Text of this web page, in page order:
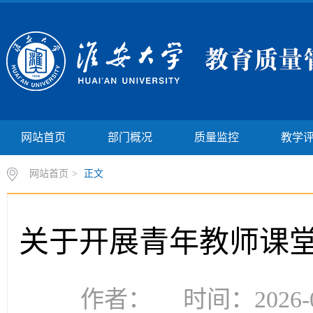
网站首页 部门概况 质量监控 教学
网站首页 > 正文
关于开展青年教师课
作者： 时间：